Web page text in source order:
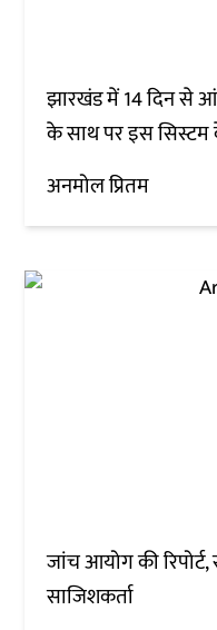
झारखंड में 14 दिन से
के साथ पर इस
अनमोल प्रितम
जांच आयोग की
साजिशकर्ता